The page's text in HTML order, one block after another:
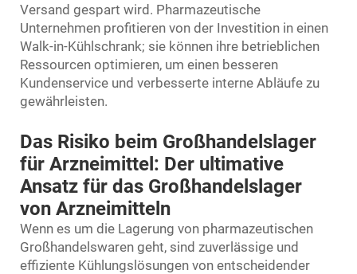
Versand gespart wird. Pharmazeutische
Unternehmen profitieren von der Investition in einen
Walk-in-Kühlschrank; sie können ihre betrieblichen
Ressourcen optimieren, um einen besseren
Kundenservice und verbesserte interne Abläufe zu
gewährleisten.
Das Risiko beim Großhandelslager
für Arzneimittel: Der ultimative
Ansatz für das Großhandelslager
von Arzneimitteln
Wenn es um die Lagerung von pharmazeutischen
Großhandelswaren geht, sind zuverlässige und
effiziente Kühlungslösungen von entscheidender